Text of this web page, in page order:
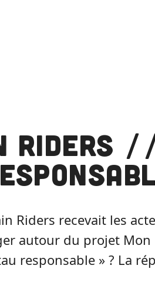
Riders
Riders recevait les
autour du projet Mon
responsable » ? La